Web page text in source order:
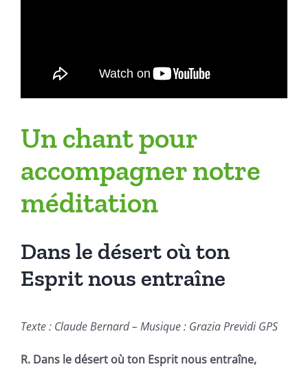
Un chant pour
accompagner notre
méditation
Dans le désert où ton
Esprit nous entraîne
Texte : Claude Bernard – Musique : Grazia Previdi GPS
R. Dans le désert où ton Esprit nous entraîne,